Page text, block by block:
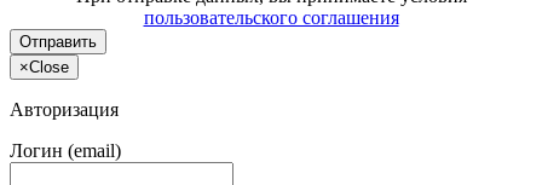
пользовательского соглашения
Отправить
×Close
Авторизация
Логин (email)